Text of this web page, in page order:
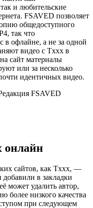
и любительские
FSAVED позволяет
общедоступного
так что
в офлайне, а не за одной
видео с Txxx в
сайт материалы
или за несколько
идентичных видео.
FSAVED
онлайн
сайтов, как Txxx, —
в закладки
может удалить автор,
более низкого качества
при следующем